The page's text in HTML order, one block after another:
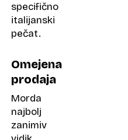
specifično
italijanski
pečat.
Omejena
prodaja
Morda
najbolj
zanimiv